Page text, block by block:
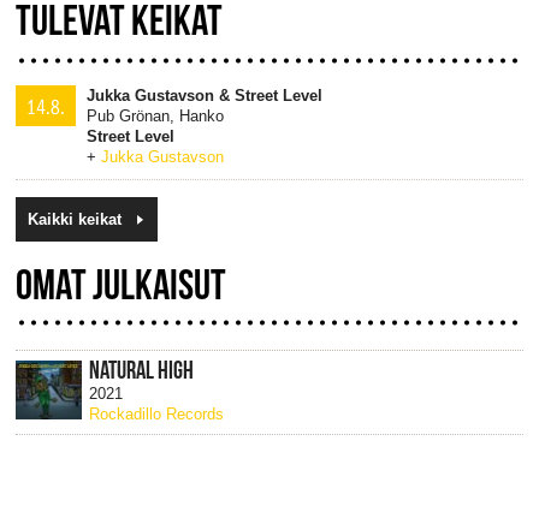
TULEVAT KEIKAT
14.8.
Jukka Gustavson & Street Level
Pub Grönan, Hanko
Street Level
+ Jukka Gustavson
Kaikki keikat
OMAT JULKAISUT
NATURAL HIGH
2021
Rockadillo Records